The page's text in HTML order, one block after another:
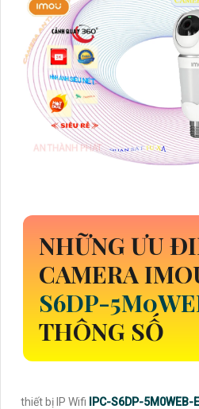
NHỮNG ƯU
CAMERA
S6DP-
THÔNG SỐ
thiết bị IP Wifi IPC-S6DP-5M0WEB-